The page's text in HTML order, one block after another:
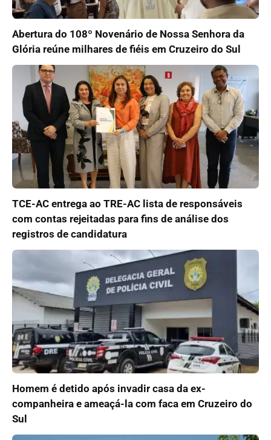
Abertura do 108º Novenário de Nossa Senhora da
Glória reúne milhares de fiéis em Cruzeiro do Sul
TCE-AC entrega ao TRE-AC lista de responsáveis
com contas rejeitadas para fins de análise dos
registros de candidatura
Homem é detido após invadir casa da ex-
companheira e ameaçá-la com faca em Cruzeiro do
Sul